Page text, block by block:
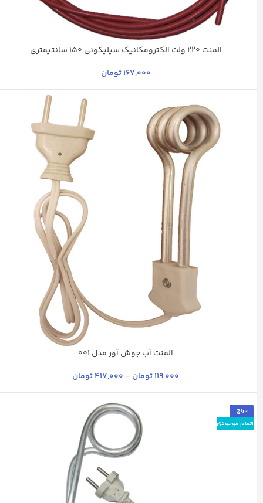
المنت 220 ولت الکترومکانیک سیلیکونی 150 سانتیمتری
167,000 تومان
سرخابیسفید نقره ای
المنت آب جوش آور مدل 001
119,000تومان –
417,000تومان
حراج
اتمام موجودی